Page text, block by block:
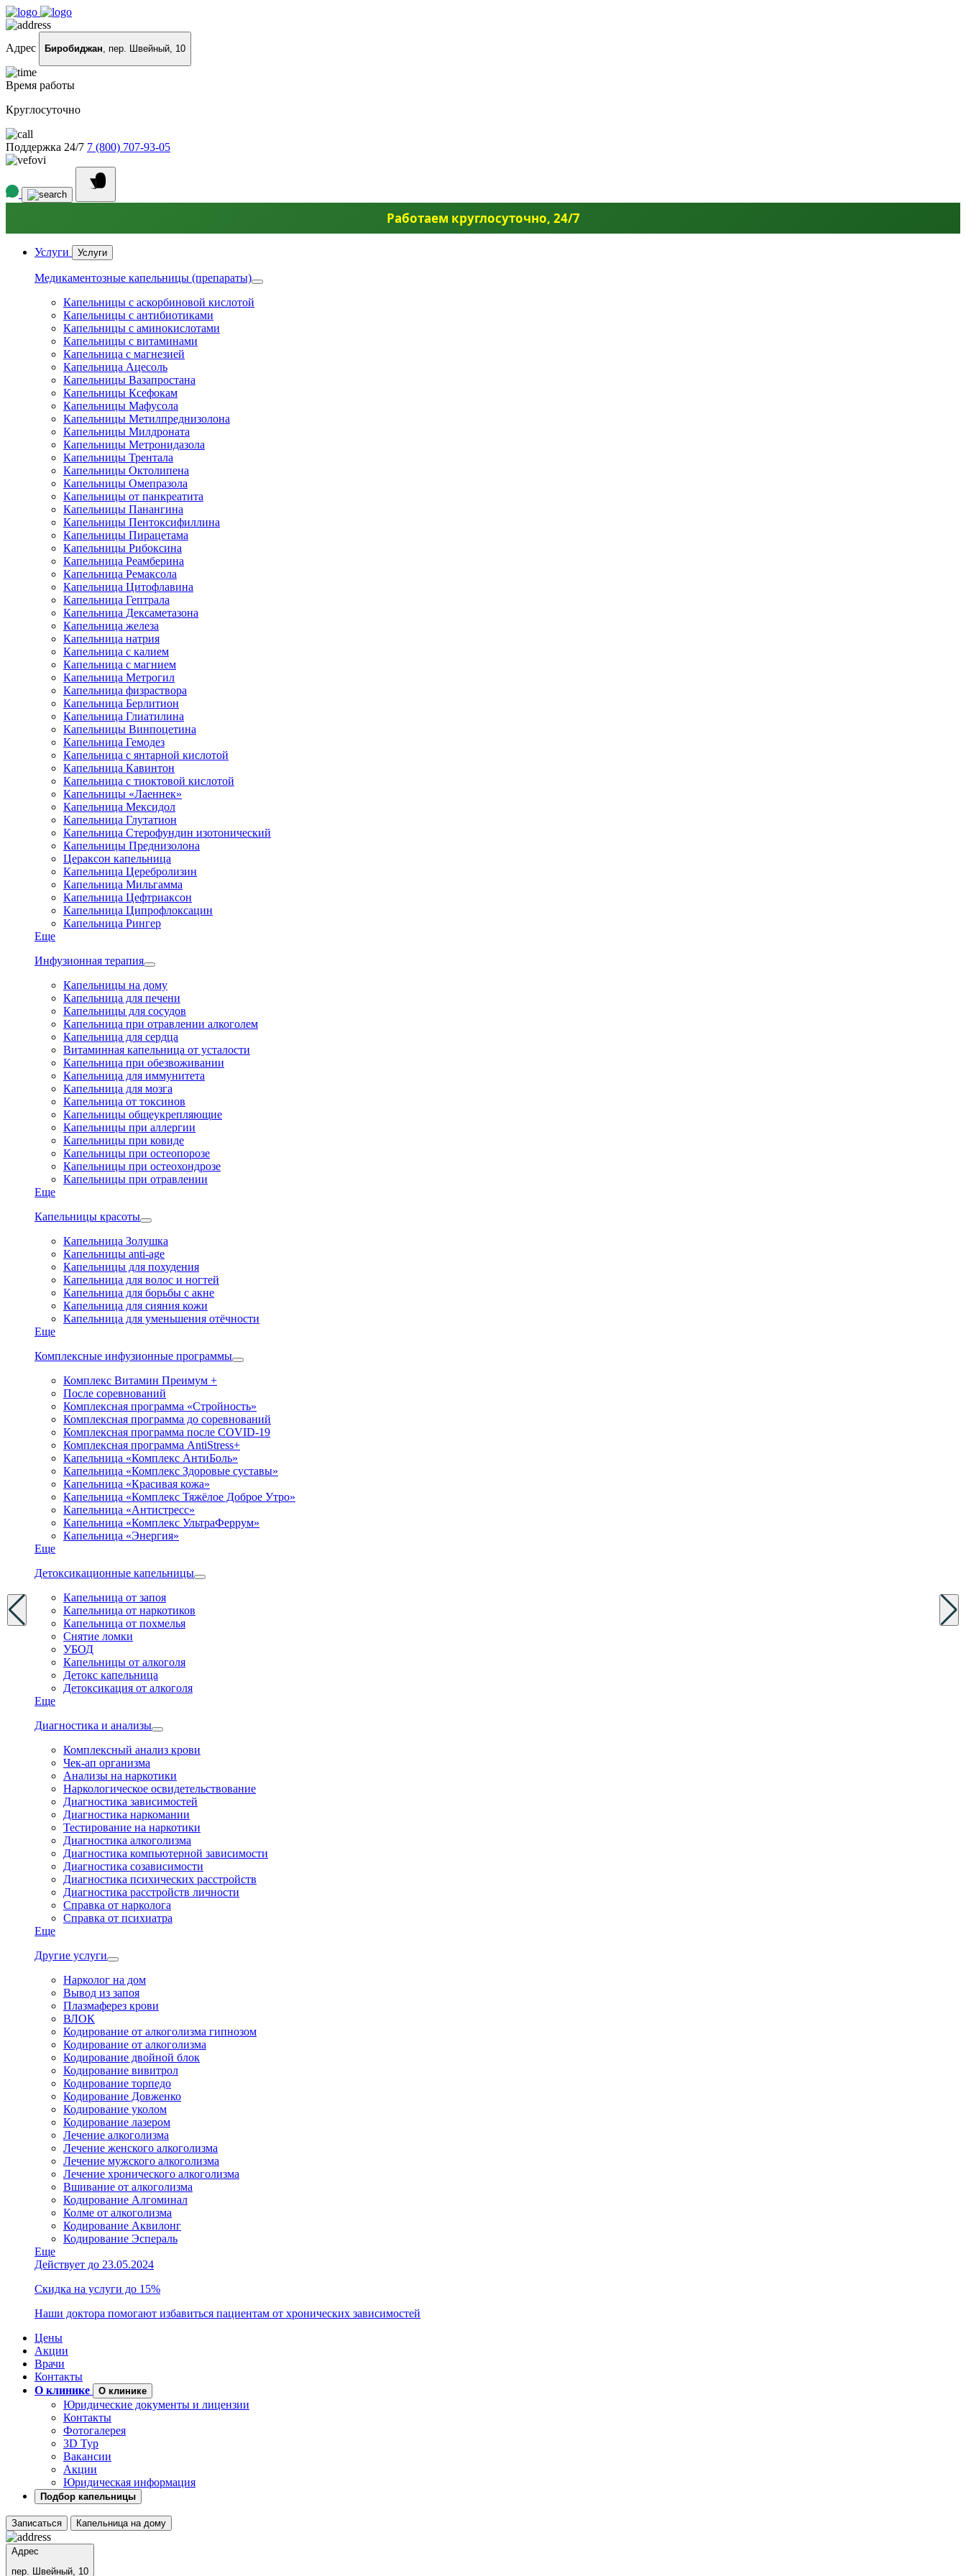
Адрес Биробиджан, пер. Швейный, 10
Время работы
Круглосуточно
Поддержка 24/7 7 (800) 707-93-05
Работаем круглосуточно, 24/7
Услуги Услуги
Медикаментозные капельницы (препараты)
Капельницы с аскорбиновой кислотой
Капельницы с антибиотиками
Капельницы с аминокислотами
Капельницы с витаминами
Капельница с магнезией
Капельница Ацесоль
Капельницы Вазапростана
Капельницы Ксефокам
Капельницы Мафусола
Капельницы Метилпреднизолона
Капельницы Милдроната
Капельницы Метронидазола
Капельницы Трентала
Капельницы Октолипена
Капельницы Омепразола
Капельницы от панкреатита
Капельницы Панангина
Капельницы Пентоксифиллина
Капельницы Пирацетама
Капельницы Рибоксина
Капельница Реамберина
Капельница Ремаксола
Капельница Цитофлавина
Капельница Гептрала
Капельница Дексаметазона
Капельница железа
Капельница натрия
Капельница с калием
Капельница с магнием
Капельница Метрогил
Капельница физраствора
Капельница Берлитион
Капельница Глиатилина
Капельницы Винпоцетина
Капельница Гемодез
Капельница с янтарной кислотой
Капельница Кавинтон
Капельница с тиоктовой кислотой
Капельницы «Лаеннек»
Капельница Мексидол
Капельница Глутатион
Капельница Стерофундин изотонический
Капельницы Преднизолона
Цераксон капельница
Капельница Церебролизин
Капельница Мильгамма
Капельница Цефтриаксон
Капельница Ципрофлоксацин
Капельница Рингер
Еще
Инфузионная терапия
Капельницы на дому
Капельница для печени
Капельницы для сосудов
Капельница при отравлении алкоголем
Капельница для сердца
Витаминная капельница от усталости
Капельница при обезвоживании
Капельница для иммунитета
Капельница для мозга
Капельница от токсинов
Капельницы общеукрепляющие
Капельницы при аллергии
Капельницы при ковиде
Капельницы при остеопорозе
Капельницы при остеохондрозе
Капельницы при отравлении
Еще
Капельницы красоты
Капельница Золушка
Капельницы anti-age
Капельницы для похудения
Капельница для волос и ногтей
Капельница для борьбы с акне
Капельница для сияния кожи
Капельница для уменьшения отёчности
Еще
Комплексные инфузионные программы
Комплекс Витамин Преимум +
После соревнований
Комплексная программа «Стройность»
Комплексная программа до соревнований
Комплексная программа после COVID-19
Комплексная программа AntiStress+
Капельница «Комплекс АнтиБоль»
Капельница «Комплекс Здоровые суставы»
Капельница «Красивая кожа»
Капельница «Комплекс Тяжёлое Доброе Утро»
Капельница «Антистресс»
Капельница «Комплекс УльтраФеррум»
Капельница «Энергия»
Еще
Детоксикационные капельницы
Капельница от запоя
Капельница от наркотиков
Капельница от похмелья
Снятие ломки
УБОД
Капельницы от алкоголя
Детокс капельница
Детоксикация от алкоголя
Еще
Диагностика и анализы
Комплексный анализ крови
Чек-ап организма
Анализы на наркотики
Наркологическое освидетельствование
Диагностика зависимостей
Диагностика наркомании
Тестирование на наркотики
Диагностика алкоголизма
Диагностика компьютерной зависимости
Диагностика созависимости
Диагностика психических расстройств
Диагностика расстройств личности
Справка от нарколога
Справка от психиатра
Еще
Другие услуги
Нарколог на дом
Вывод из запоя
Плазмаферез крови
ВЛОК
Кодирование от алкоголизма гипнозом
Кодирование от алкоголизма
Кодирование двойной блок
Кодирование вивитрол
Кодирование торпедо
Кодирование Довженко
Кодирование уколом
Кодирование лазером
Лечение алкоголизма
Лечение женского алкоголизма
Лечение мужского алкоголизма
Лечение хронического алкоголизма
Вшивание от алкоголизма
Кодирование Алгоминал
Колме от алкоголизма
Кодирование Аквилонг
Кодирование Эспераль
Еще
Действует до 23.05.2024
Скидка на услуги до 15%
Наши доктора помогают избавиться пациентам от хронических зависимостей
Цены
Акции
Врачи
Контакты
О клинике
О клинике
Юридические документы и лицензии
Контакты
Фотогалерея
3D Тур
Вакансии
Акции
Юридическая информация
Подбор капельницы
Записаться Капельница на дому
Адрес
пер. Швейный, 10